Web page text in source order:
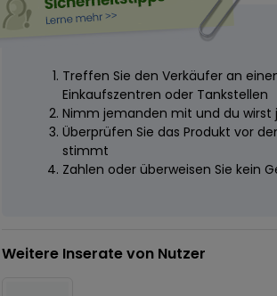
Treffen Sie den Verkäufer an
Einkaufszentren oder Tankstellen
Nimm jemanden mit und du
Überprüfen Sie das Produkt vor
stimmt
Zahlen oder überweisen Sie kein
Weitere Inserate von Nutzer